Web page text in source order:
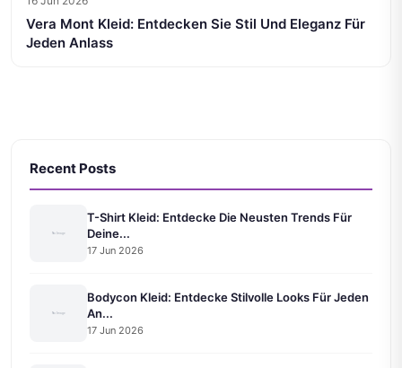
Vera Mont Kleid: Entdecken Sie Stil Und Eleganz Für
Jeden Anlass
Recent Posts
T-Shirt Kleid: Entdecke Die Neusten Trends Für
Deine...
17 Jun 2026
Bodycon Kleid: Entdecke Stilvolle Looks Für Jeden
An...
17 Jun 2026